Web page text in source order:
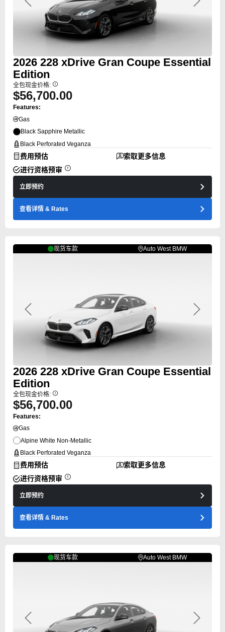
Previous Next
2026 228 xDrive Gran Coupe Essential
Edition
全包现金价格:
$56,700.00
Features:
Gas
Black Sapphire Metallic
Black Perforated Veganza
费用预估
索取更多信息
进行资格预审
立即预约
查看详情 & Rates
现货车款 Auto West BMW
Previous Next
2026 228 xDrive Gran Coupe Essential
Edition
全包现金价格:
$56,700.00
Features:
Gas
Alpine White Non-Metallic
Black Perforated Veganza
费用预估
索取更多信息
进行资格预审
立即预约
查看详情 & Rates
现货车款 Auto West BMW
Previous Next